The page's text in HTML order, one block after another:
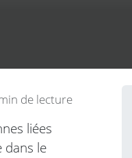
de lecture
liées
dans le